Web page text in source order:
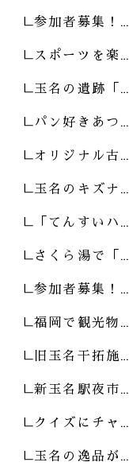
参加者募集！…
スポーツを楽…
玉名の遺跡「…
パン好きあつ…
オリジナル古…
玉名のキズナ…
「てんすいハ…
さくら湯で「…
参加者募集！…
福岡で観光物…
旧玉名干拓施…
新玉名駅夜市…
クイズにチャ…
玉名の逸品が…